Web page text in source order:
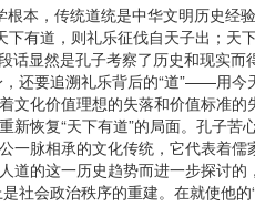
根本，传统道统是中华文明历史经
有道，则礼乐征伐自天子出；天
显然是孔子考察了历史和现实而
还要追溯礼乐背后的“道”——用今
文化价值理想的失落和价值标准的
新恢复“天下有道”的局面。孔子苦
一脉相承的文化传统，它代表着儒
道的这一历史趋势而进一步探讨的
社会政治秩序的重建。在就使他的